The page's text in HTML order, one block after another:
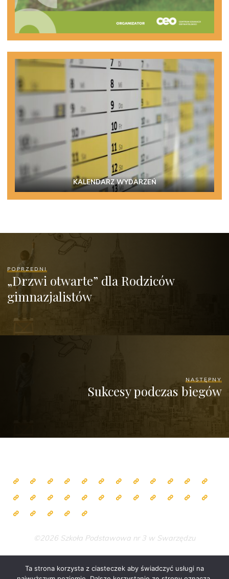
KALENDARZ WYDARZEŃ
POPRZEDNI
„Drzwi otwarte” dla Rodziców
gimnazjalistów
NASTĘPNY
Sukcesy podczas biegów
©2026 Szkoła Podstawowa nr 3 w Swarzędzu
Ta strona korzysta z ciasteczek aby świadczyć usługi na